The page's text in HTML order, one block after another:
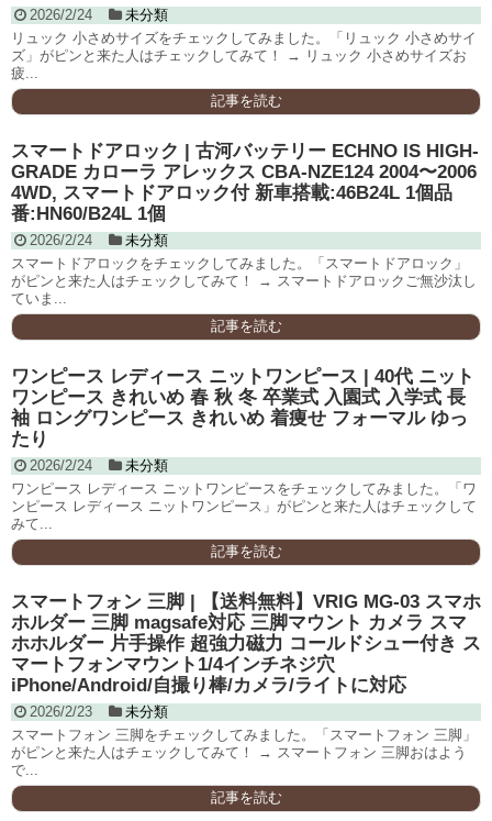
2026/2/24
未分類
リュック 小さめサイズをチェックしてみました。「リュック 小さめサイ
ズ」がピンと来た人はチェックしてみて！ → リュック 小さめサイズお
疲...
記事を読む
スマートドアロック | 古河バッテリー ECHNO IS HIGH-
GRADE カローラ アレックス CBA-NZE124 2004〜2006
4WD, スマートドアロック付 新車搭載:46B24L 1個品
番:HN60/B24L 1個
2026/2/24
未分類
スマートドアロックをチェックしてみました。「スマートドアロック」
がピンと来た人はチェックしてみて！ → スマートドアロックご無沙汰し
ていま...
記事を読む
ワンピース レディース ニットワンピース | 40代 ニット
ワンピース きれいめ 春 秋 冬 卒業式 入園式 入学式 長
袖 ロングワンピース きれいめ 着痩せ フォーマル ゆっ
たり
2026/2/24
未分類
ワンピース レディース ニットワンピースをチェックしてみました。「ワ
ンピース レディース ニットワンピース」がピンと来た人はチェックして
みて...
記事を読む
スマートフォン 三脚 | 【送料無料】VRIG MG-03 スマホ
ホルダー 三脚 magsafe対応 三脚マウント カメラ スマ
ホホルダー 片手操作 超強力磁力 コールドシュー付き ス
マートフォンマウント1/4インチネジ穴
iPhone/Android/自撮り棒/カメラ/ライトに対応
2026/2/23
未分類
スマートフォン 三脚をチェックしてみました。「スマートフォン 三脚」
がピンと来た人はチェックしてみて！ → スマートフォン 三脚おはよう
で...
記事を読む